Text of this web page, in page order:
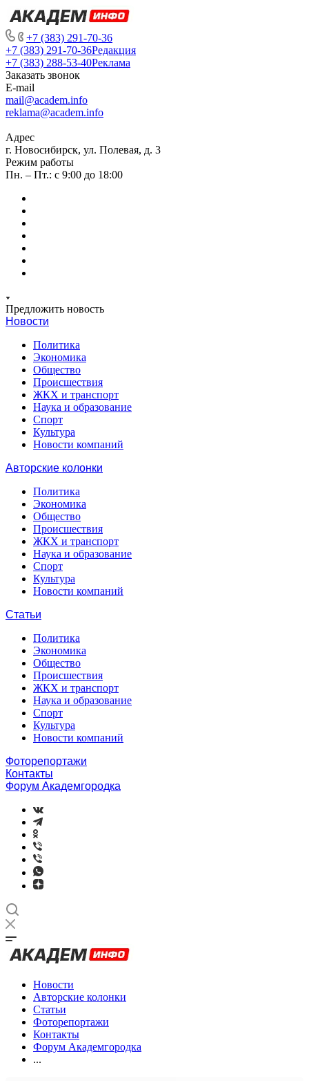
+7 (383) 291-70-36
+7 (383) 291-70-36Редакция
+7 (383) 288-53-40Реклама
Заказать звонок
E-mail
mail@academ.info
reklama@academ.info
Адрес
г. Новосибирск, ул. Полевая, д. 3
Режим работы
Пн. – Пт.: с 9:00 до 18:00
Предложить новость
Новости
Политика
Экономика
Общество
Происшествия
ЖКХ и транспорт
Наука и образование
Спорт
Культура
Новости компаний
Авторские колонки
Политика
Экономика
Общество
Происшествия
ЖКХ и транспорт
Наука и образование
Спорт
Культура
Новости компаний
Статьи
Политика
Экономика
Общество
Происшествия
ЖКХ и транспорт
Наука и образование
Спорт
Культура
Новости компаний
Фоторепортажи
Контакты
Форум Академгородка
Новости
Авторские колонки
Статьи
Фоторепортажи
Контакты
Форум Академгородка
...